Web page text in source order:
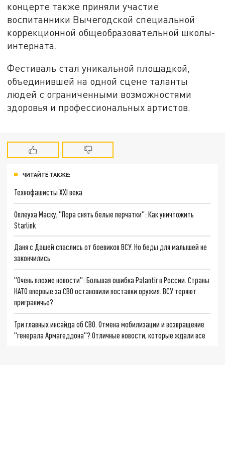
концерте также приняли участие
воспитанники Вычегодской специальной
коррекционной общеобразовательной школы-
интерната.
Фестиваль стал уникальной площадкой,
объединившей на одной сцене таланты
людей с ограниченными возможностями
здоровья и профессиональных артистов.
ЧИТАЙТЕ ТАКЖЕ:
Технофашисты XXI века
Оплеуха Маску. "Пора снять белые перчатки": Как уничтожить
Starlink
Даня с Дашей спаслись от боевиков ВСУ. Но беды для малышей не
закончились
"Очень плохие новости": Большая ошибка Palantir в России. Страны
НАТО впервые за СВО остановили поставки оружия. ВСУ теряют
приграничье?
Три главных инсайда об СВО. Отмена мобилизации и возвращение
"генерала Армагеддона"? Отличные новости, которые ждали все